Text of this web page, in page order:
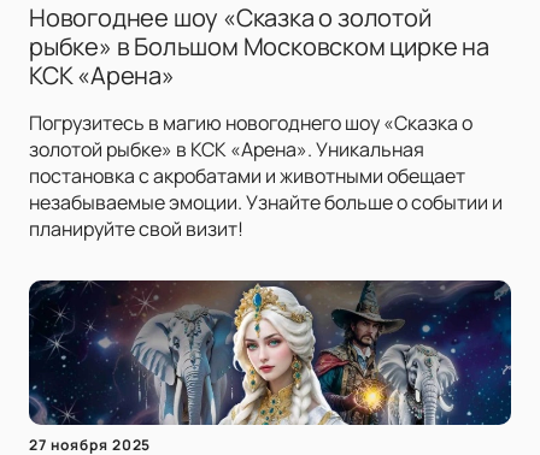
Новогоднее шоу «Сказка о золотой
рыбке» в Большом Московском цирке на
КСК «Арена»
Погрузитесь в магию новогоднего шоу «Сказка о
золотой рыбке» в КСК «Арена». Уникальная
постановка с акробатами и животными обещает
незабываемые эмоции. Узнайте больше о событии и
планируйте свой визит!
27 ноября 2025